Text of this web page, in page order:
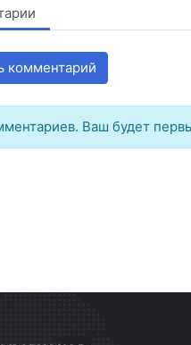
комментарий
Ваш будет